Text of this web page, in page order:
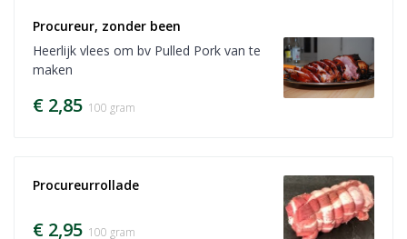
Procureur, zonder been
Heerlijk vlees om bv Pulled Pork van te
maken
€ 2,85 100 gram
Procureurrollade
€ 2,95 100 gram